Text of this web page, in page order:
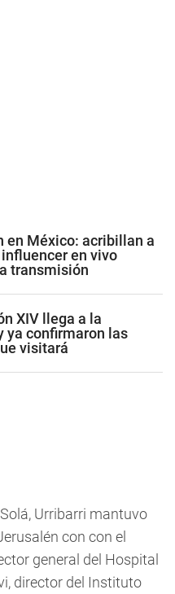
en México: acribillan a
en vivo
transmisión
XIV llega a la
ya confirmaron las
visitará
Urribarri mantuvo
con con el
general del Hospital
director del Instituto